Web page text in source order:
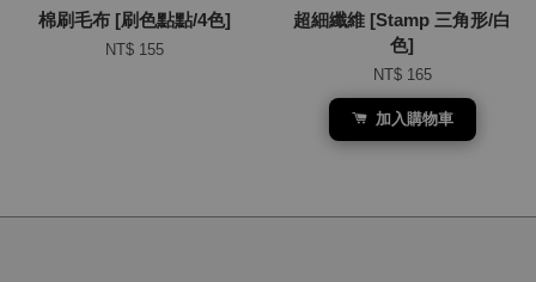
棉刷毛布 [刷色點點/4色]
NT$ 155
超細纖維 [Stamp 三角形/白
色]
NT$ 165
加入購物車